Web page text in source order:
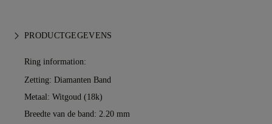
PRODUCTGEGEVENS
Ring information:
Zetting: Diamanten Band
Metaal: Witgoud (18k)
Breedte van de band: 2.20 mm